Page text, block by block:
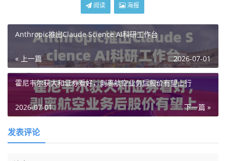
阅读 海报
Anthropic推出Claude Science AI科研工作台
« 上一篇 2026-07-01
霍尼韦尔获大和证券看好，剥离航空业务后股价有望上行
下一篇 »
2026-07-01
发表评论